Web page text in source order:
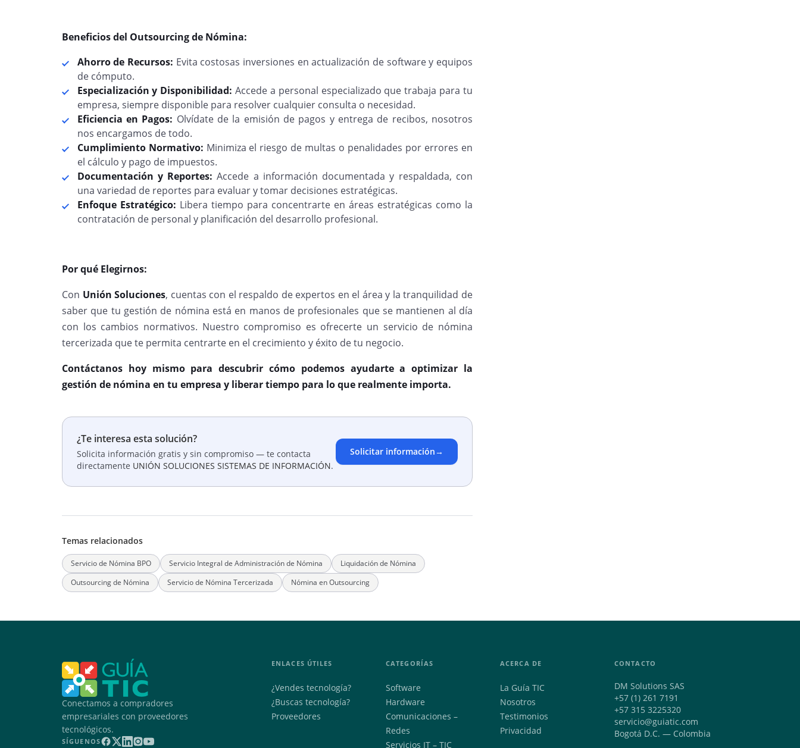
Beneficios del Outsourcing de Nómina:
Ahorro de Recursos: Evita costosas inversiones en actualización de software y equipos
de cómputo.
Especialización y Disponibilidad: Accede a personal especializado que trabaja para tu
empresa, siempre disponible para resolver cualquier consulta o necesidad.
Eficiencia en Pagos: Olvídate de la emisión de pagos y entrega de recibos, nosotros
nos encargamos de todo.
Cumplimiento Normativo: Minimiza el riesgo de multas o penalidades por errores en
el cálculo y pago de impuestos.
Documentación y Reportes:Accede a información documentada y respaldada, con
una variedad de reportes para evaluar y tomar decisiones estratégicas.
Enfoque Estratégico: Libera tiempo para concentrarte en áreas estratégicas como la
contratación de personal y planificación del desarrollo profesional.
Por qué Elegirnos:
Con Unión Soluciones, cuentas con el respaldo de expertos en el área y la tranquilidad de
saber que tu gestión de nómina está en manos de profesionales que se mantienen al día
con los cambios normativos. Nuestro compromiso es ofrecerte un servicio de nómina
tercerizada que te permita centrarte en el crecimiento y éxito de tu negocio.
Contáctanos hoy mismo para descubrir cómo podemos ayudarte a optimizar la
gestión de nómina en tu empresa y liberar tiempo para lo que realmente importa.
¿Te interesa esta solución?
Solicita información gratis y sin compromiso — te contacta
directamente UNIÓN SOLUCIONES SISTEMAS DE INFORMACIÓN.
Solicitar información→
Temas relacionados
Servicio de Nómina BPO Servicio Integral de Administración de Nómina
Liquidación de Nómina
Outsourcing de Nómina
Servicio de Nómina Tercerizada Nómina en Outsourcing
Conectamos a compradores
empresariales con proveedores
tecnológicos.
SÍGUENOS
ENLACES ÚTILES
¿Vendes tecnología?
¿Buscas tecnología?
Proveedores
CATEGORÍAS
Software
Hardware
Comunicaciones –
Redes
Servicios IT – TIC
ACERCA DE
La Guía TIC
Nosotros
Testimonios
Privacidad
CONTACTO
DM Solutions SAS
+57 (1) 261 7191
+57 315 3225320
servicio@guiatic.com
Bogotá D.C. — Colombia